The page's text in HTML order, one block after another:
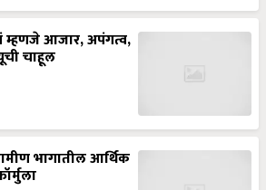
म्हणजे आजार, अपंगत्व,
चाहूल
भागातील आर्थिक